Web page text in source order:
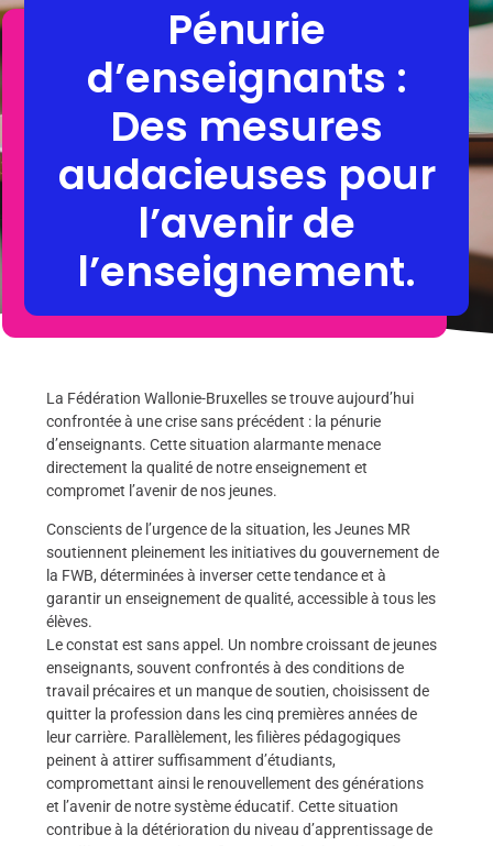
Pénurie
d’enseignants :
Des mesures
audacieuses pour
l’avenir de
l’enseignement.
La Fédération Wallonie-Bruxelles se trouve aujourd’hui
confrontée à une crise sans précédent : la pénurie
d’enseignants. Cette situation alarmante menace
directement la qualité de notre enseignement et
compromet l’avenir de nos jeunes.
Conscients de l’urgence de la situation, les Jeunes MR
soutiennent pleinement les initiatives du gouvernement de
la FWB, déterminées à inverser cette tendance et à
garantir un enseignement de qualité, accessible à tous les
élèves.
Le constat est sans appel. Un nombre croissant de jeunes
enseignants, souvent confrontés à des conditions de
travail précaires et un manque de soutien, choisissent de
quitter la profession dans les cinq premières années de
leur carrière. Parallèlement, les filières pédagogiques
peinent à attirer suffisamment d’étudiants,
compromettant ainsi le renouvellement des générations
et l’avenir de notre système éducatif. Cette situation
contribue à la détérioration du niveau d’apprentissage de